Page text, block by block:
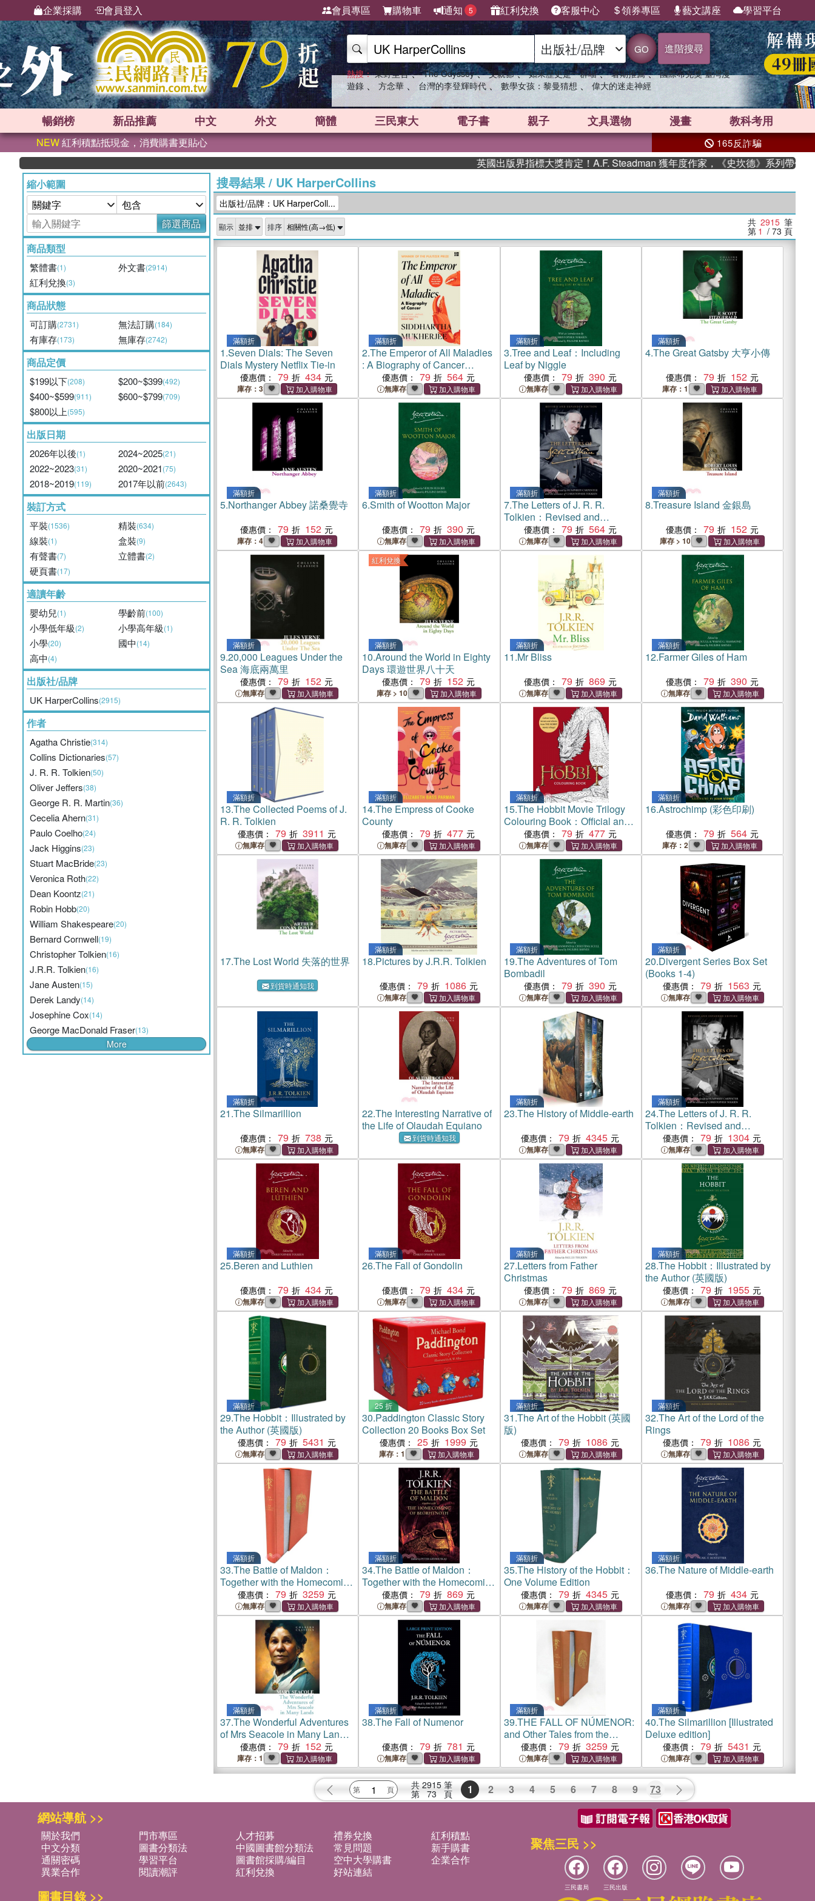
企業採購 會員登入 會員專區 購物車 通知 5 紅利兌換 客服中心 領券專區 藝文講座 學習平台
GO 進階搜尋
熱搜： 東野圭吾 、 The Odyssey 、 父親節 、 如果歷史是一群喵 、 暑期推薦 、 國際布克獎 臺灣漫
遊錄 、 方念華 、 台灣的李登輝時代 、 數學女孩：黎曼猜想 、 偉大的迷走神經
暢銷榜 新品推薦 中文 外文 簡體 三民東大 電子書 親子 文具選物 漫畫 教科考用
NEW紅利積點抵現金，消費購書更貼心 165反詐騙
英國出版界指標大獎肯定！A.F. Steadman 獲年度作家，《史坎德》系列帶你踏上熱血奇
縮小範圍
篩選商品
商品類型
繁體書(1) 外文書(2914)
紅利兌換(3)
商品狀態
可訂購(2731) 無法訂購(184)
有庫存(173) 無庫存(2742)
商品定價
$199以下(208) $200~$399(492)
$400~$599(911) $600~$799(709)
$800以上(595)
出版日期
2026年以後(1) 2024~2025(21)
2022~2023(31) 2020~2021(75)
2018~2019(119) 2017年以前(2643)
裝訂方式
平裝(1536) 精裝(634)
線裝(1) 盒裝(9)
有聲書(7) 立體書(2)
硬頁書(17)
適讀年齡
嬰幼兒(1) 學齡前(100)
小學低年級(2) 小學高年級(1)
小學(20) 國中(14)
高中(4)
出版社/品牌
UK HarperCollins(2915)
作者
Agatha Christie(314)
Collins Dictionaries(57)
J. R. R. Tolkien(50)
Oliver Jeffers(38)
George R. R. Martin(36)
Cecelia Ahern(31)
Paulo Coelho(24)
Jack Higgins(23)
Stuart MacBride(23)
Veronica Roth(22)
Dean Koontz(21)
Robin Hobb(20)
William Shakespeare(20)
Bernard Cornwell(19)
Christopher Tolkien(16)
J.R.R. Tolkien(16)
Jane Austen(15)
Derek Landy(14)
Josephine Cox(14)
George MacDonald Fraser(13)
More
搜尋結果/ UK HarperCollins
出版社/品牌：UK HarperColl...
顯示 排序 共 2915 筆
第 1 / 73 頁
滿額折
1.Seven Dials: The Seven
Dials Mystery Netflix Tie-in
優惠價： 79 434
庫存：3
滿額折
2.The Emperor of All Maladies
: A Biography of Cancer
(Winner of the Pulitzer Prize for
Non-Fiction 2011)
優惠價： 79 564
無庫存
滿額折
3.Tree and Leaf：Including
Leaf by Niggle
優惠價： 79 390
無庫存
滿額折
4.The Great Gatsby 大亨小傳
優惠價： 79 152
庫存：1
滿額折
5.Northanger Abbey 諾桑覺寺
優惠價： 79 152
庫存：4
滿額折
6.Smith of Wootton Major
優惠價： 79 390
無庫存
滿額折
7.The Letters of J. R. R.
Tolkien：Revised and
Expanded Edtion
優惠價： 79 564
無庫存
滿額折
8.Treasure Island 金銀島
優惠價： 79 152
庫存 > 10
滿額折
9.20,000 Leagues Under the
Sea 海底兩萬里
優惠價： 79 152
無庫存
紅利兌換
滿額折
10.Around the World in Eighty
Days 環遊世界八十天
優惠價： 79 152
庫存 > 10
滿額折
11.Mr Bliss
優惠價： 79 869
無庫存
滿額折
12.Farmer Giles of Ham
優惠價： 79 390
無庫存
滿額折
13.The Collected Poems of J.
R. R. Tolkien
優惠價： 79 3911
無庫存
滿額折
14.The Empress of Cooke
County
優惠價： 79 477
無庫存
滿額折
15.The Hobbit Movie Trilogy
Colouring Book：Official and
Authorised
優惠價： 79 477
無庫存
滿額折
16.Astrochimp (彩色印刷)
優惠價： 79 564
庫存：2
17.The Lost World 失落的世界
到貨時通知我
滿額折
18.Pictures by J.R.R. Tolkien
優惠價： 79 1086
無庫存
滿額折
19.The Adventures of Tom
Bombadil
優惠價： 79 390
無庫存
滿額折
20.Divergent Series Box Set
(Books 1-4)
優惠價： 79 1563
無庫存
滿額折
21.The Silmarillion
優惠價： 79 738
無庫存
22.The Interesting Narrative of
the Life of Olaudah Equiano
到貨時通知我
滿額折
23.The History of Middle-earth
優惠價： 79 4345
無庫存
滿額折
24.The Letters of J. R. R.
Tolkien：Revised and
Expanded Edition
優惠價： 79 1304
無庫存
滿額折
25.Beren and Luthien
優惠價： 79 434
無庫存
滿額折
26.The Fall of Gondolin
優惠價： 79 434
無庫存
滿額折
27.Letters from Father
Christmas
優惠價： 79 869
無庫存
滿額折
28.The Hobbit：Illustrated by
the Author (英國版)
優惠價： 79 1955
無庫存
滿額折
29.The Hobbit：Illustrated by
the Author (英國版)
優惠價： 79 5431
無庫存
25 折
30.Paddington Classic Story
Collection 20 Books Box Set
優惠價： 25 1999
庫存：1
滿額折
31.The Art of the Hobbit (英國
版)
優惠價： 79 1086
無庫存
滿額折
32.The Art of the Lord of the
Rings
優惠價： 79 1086
無庫存
滿額折
33.The Battle of Maldon：
Together with the Homecoming
of Beorhtnoth
優惠價： 79 3259
無庫存
滿額折
34.The Battle of Maldon：
Together with the Homecoming
of Beorhtnoth
優惠價： 79 869
無庫存
滿額折
35.The History of the Hobbit：
One Volume Edition
優惠價： 79 4345
無庫存
滿額折
36.The Nature of Middle-earth
優惠價： 79 434
無庫存
滿額折
37.The Wonderful Adventures
of Mrs Seacole in Many Lands
西科爾女士旅行記
優惠價： 79 152
庫存：1
滿額折
38.The Fall of Numenor
優惠價： 79 781
無庫存
滿額折
39.THE FALL OF NÚMENOR:
and Other Tales from the
Second Age of Middle-earth
Deluxe Edition
優惠價： 79 3259
無庫存
滿額折
40.The Silmarillion [Illustrated
Deluxe edition]
優惠價： 79 5431
無庫存
共 2915 筆
第 73 頁 1 2 3 4 5 6 7 8 9 73
網站導航 >>
關於我們 門市專區 人才招募 禮券兌換
紅利積點
中文分類
圖書分類法 中國圖書館分類法 常見問題
新手購書
通關密碼
學習平台 圖書館採購/編目 空中大學購書
企業合作
異業合作
閱讀潮評 紅利兌換 好站連結
圖書目錄 >>
聚焦三民 >>
三民書局 三民出版